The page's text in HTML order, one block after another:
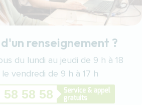
renseignement ?
du lundi au jeudi de 9 h à 18
vendredi de 9 h à 17 h